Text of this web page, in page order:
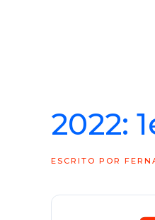
2022:
ESCRITO POR